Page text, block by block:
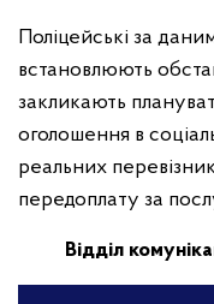
Поліцейські за
встановлюють
закликають
оголошення в
реальних
передоплату за
Відділ